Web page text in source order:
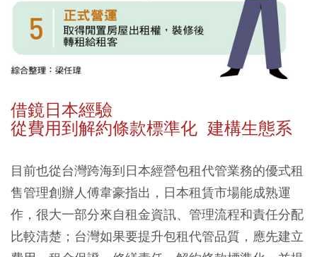
借鏡日本經驗
從費用到解約條款標準化 建構生態系
目前也從台灣跨海到日本經營包租代管業務的優式租
售管理創辦人傅韋豪指出，日本租賃市場能成熟運
作，很大一部分來自租金資訊、管理流程和責任分配
比較清楚；台灣如果要提升包租代管品質，應先建立